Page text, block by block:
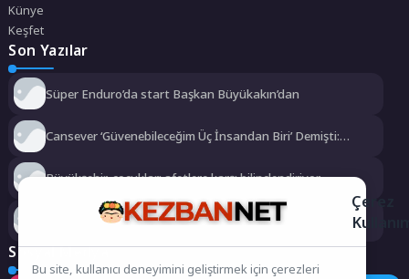
Künye
Keşfet
Son Yazılar
Süper Enduro’da start Başkan Büyükakın’dan
Cansever ‘Güvenebileceğim Üç İnsandan Biri’ Demişti:
Büyükşehir, çocukları afetlere karşı bilinçlendiriyor
Gökeyüp Mahallesi’nin Su Sorunu Çözüme Kavuşturuldu
Sosyal Medya
Çerez
Bu site, kullanıcı deneyimini geliştirmek için çerezleri